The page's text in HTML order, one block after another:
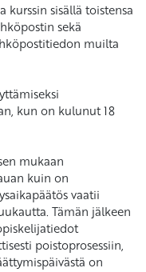
kurssin sisällä toistensa
sekä
muilta
kun on kulunut 18
mukaan
kuin on
vaatii
Tämän jälkeen
poistoprosessiin,
on